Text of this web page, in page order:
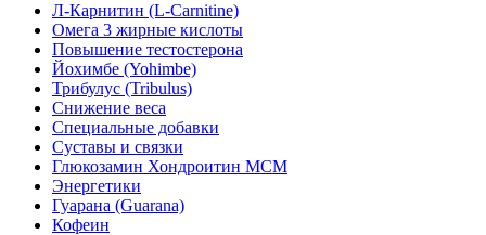
Л-Карнитин (L-Сarnitine)
Омега 3 жирные кислоты
Повышение тестостерона
Йохимбе (Yohimbe)
Трибулус (Tribulus)
Снижение веса
Специальные добавки
Суставы и связки
Глюкозамин Хондроитин МСМ
Энергетики
Гуарана (Guarana)
Кофеин